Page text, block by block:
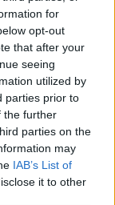
for
opt-out
that after your
seeing
utilized by
parties prior to
the further
parties on the
may
IAB’s List of
it to other
LEGO WeDo-
kortól
is